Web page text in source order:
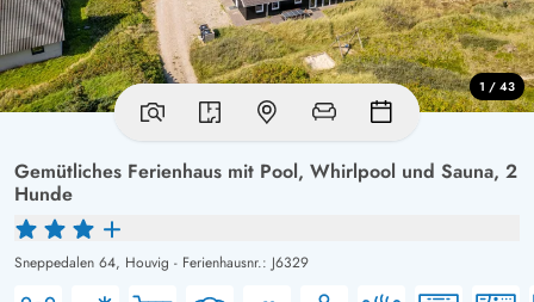
Gemütliches Ferienhaus mit Pool, Whirlpool und Sauna, 2
Hunde
Sneppedalen 64, Houvig - Ferienhausnr.: J6329
1 / 43